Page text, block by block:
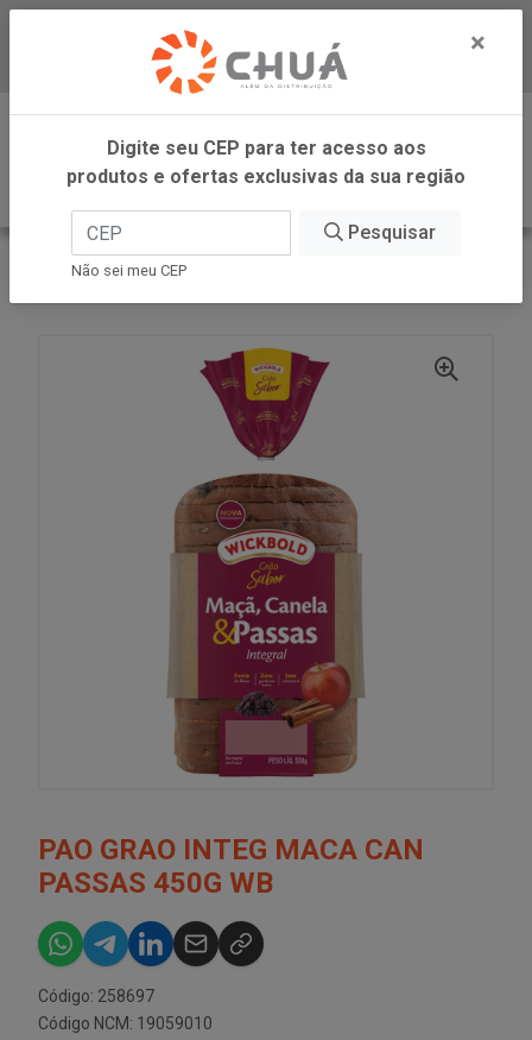
Baixe já nosso APP
0
INÍCIO
PAO GRAO INTEG MACA CAN
PASSAS 450G WB
Código: 258697
Código NCM: 19059010
×
Digite seu CEP para ter acesso aos
produtos e ofertas exclusivas da sua região
Pesquisar
Não sei meu CEP